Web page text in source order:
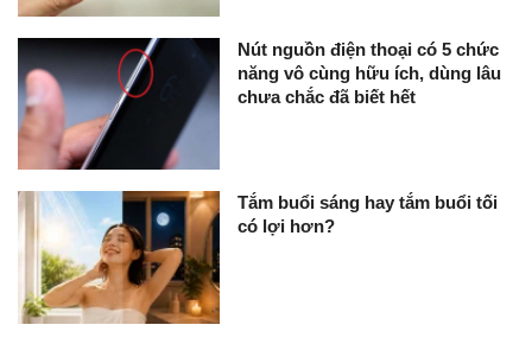
Nút nguồn điện thoại có 5 chức
năng vô cùng hữu ích, dùng lâu
chưa chắc đã biết hết
Tắm buổi sáng hay tắm buổi tối
có lợi hơn?